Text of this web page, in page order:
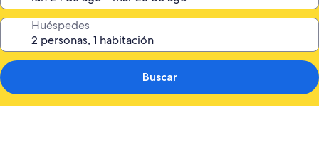
Huéspedes
Buscar